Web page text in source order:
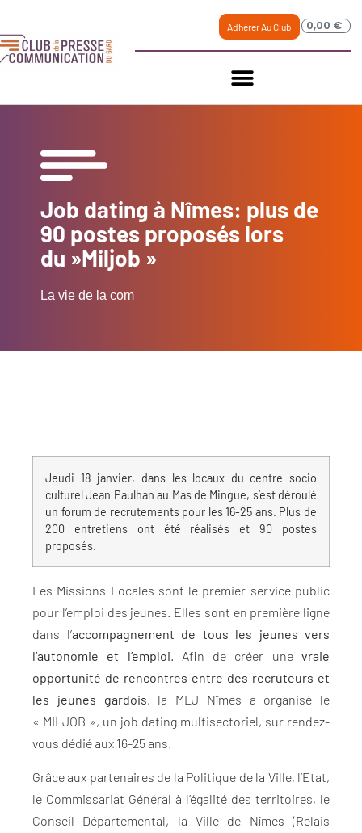
Adhérer Au Club 0,00 €
Job dating à Nîmes: plus de
90 postes proposés lors
du »Miljob »
La vie de la com
Jeudi 18 janvier, dans les locaux du centre socio
culturel Jean Paulhan au Mas de Mingue, s’est déroulé
un forum de recrutements pour les 16-25 ans. Plus de
200 entretiens ont été réalisés et 90 postes
proposés.
Les Missions Locales sont le premier service public
pour l’emploi des jeunes. Elles sont en première ligne
dans l’accompagnement de tous les jeunes vers
l’autonomie et l’emploi. Afin de créer unevraie
opportunité de rencontres entre des recruteurs et
les jeunes gardois, la MLJ Nîmes a organisé le
« MILJOB », un job dating multisectoriel, sur rendez-
vous dédié aux 16-25 ans.
Grâce aux partenaires de la Politique de la Ville, l’Etat,
le Commissariat Général à l’égalité des territoires, le
Conseil Départemental, la Ville de Nîmes (Relais